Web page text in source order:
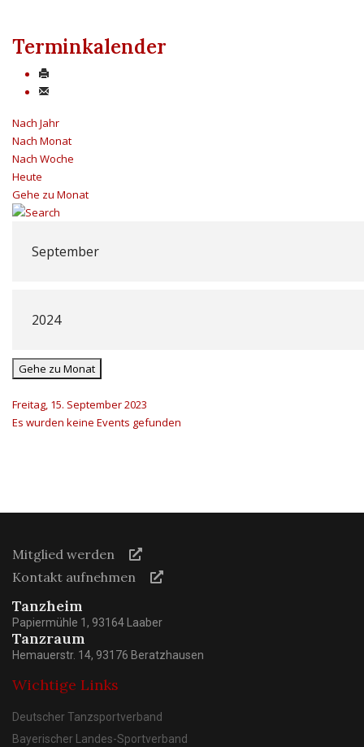
Terminkalender
Nach Jahr
Nach Monat
Nach Woche
Heute
Gehe zu Monat
Gehe zu Monat
Freitag, 15. September 2023
Es wurden keine Events gefunden
Mitglied werden
Kontakt aufnehmen
Tanzheim
Papiermühle 1, 93164 Laaber
Tanzraum
Hemauerstr. 14, 93176 Beratzhausen
Wichtige Links
Deutscher Tanzsportverband
Bayerischer Landes-Sportverband